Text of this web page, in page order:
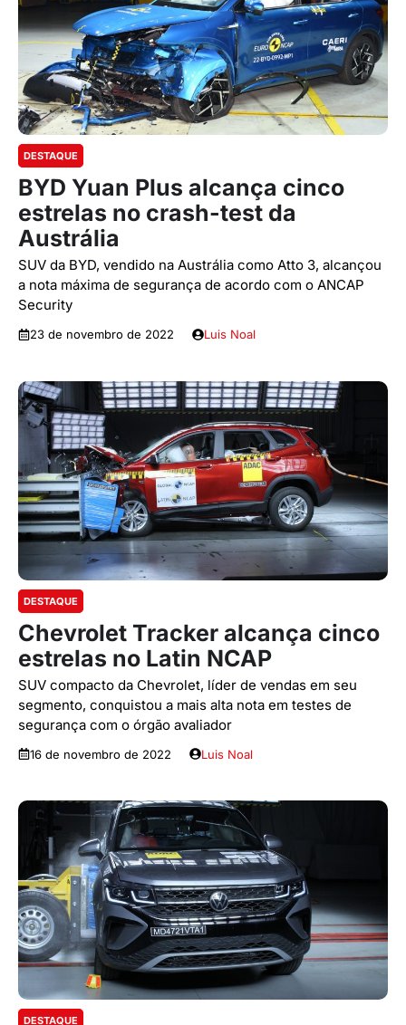
DESTAQUE
BYD Yuan Plus alcança cinco
estrelas no crash-test da
Austrália
SUV da BYD, vendido na Austrália como Atto 3, alcançou
a nota máxima de segurança de acordo com o ANCAP
Security
23 de novembro de 2022 Luis Noal
DESTAQUE
Chevrolet Tracker alcança cinco
estrelas no Latin NCAP
SUV compacto da Chevrolet, líder de vendas em seu
segmento, conquistou a mais alta nota em testes de
segurança com o órgão avaliador
16 de novembro de 2022 Luis Noal
DESTAQUE